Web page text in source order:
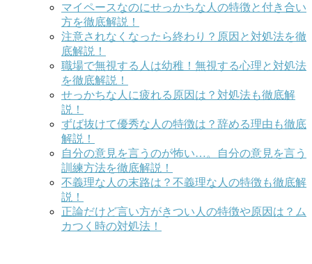
マイペースなのにせっかちな人の特徴と付き合い
方を徹底解説！
注意されなくなったら終わり？原因と対処法を徹
底解説！
職場で無視する人は幼稚！無視する心理と対処法
を徹底解説！
せっかちな人に疲れる原因は？対処法も徹底解
説！
ずば抜けて優秀な人の特徴は？辞める理由も徹底
解説！
自分の意見を言うのが怖い…。自分の意見を言う
訓練方法を徹底解説！
不義理な人の末路は？不義理な人の特徴も徹底解
説！
正論だけど言い方がきつい人の特徴や原因は？ム
カつく時の対処法！